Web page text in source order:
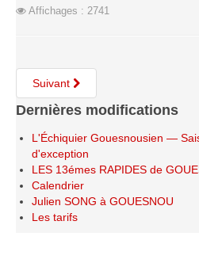
Affichages : 2741
Suivant
Dernières modifications
L'Échiquier Gouesnousien —
d'exception
LES 13émes RAPIDES de
Calendrier
Julien SONG à GOUESNOU
Les tarifs